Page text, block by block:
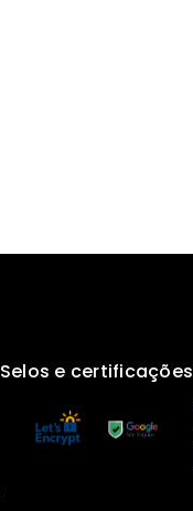
Selos e certificações